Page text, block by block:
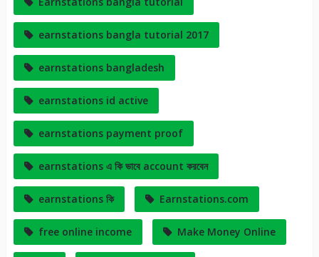
earnstations bangla tutorial 2017
earnstations bangladesh
earnstations id active
earnstations payment proof
earnstations এ কি ভাবে account করবেন
earnstations কি Earnstations.com
free online income Make Money Online